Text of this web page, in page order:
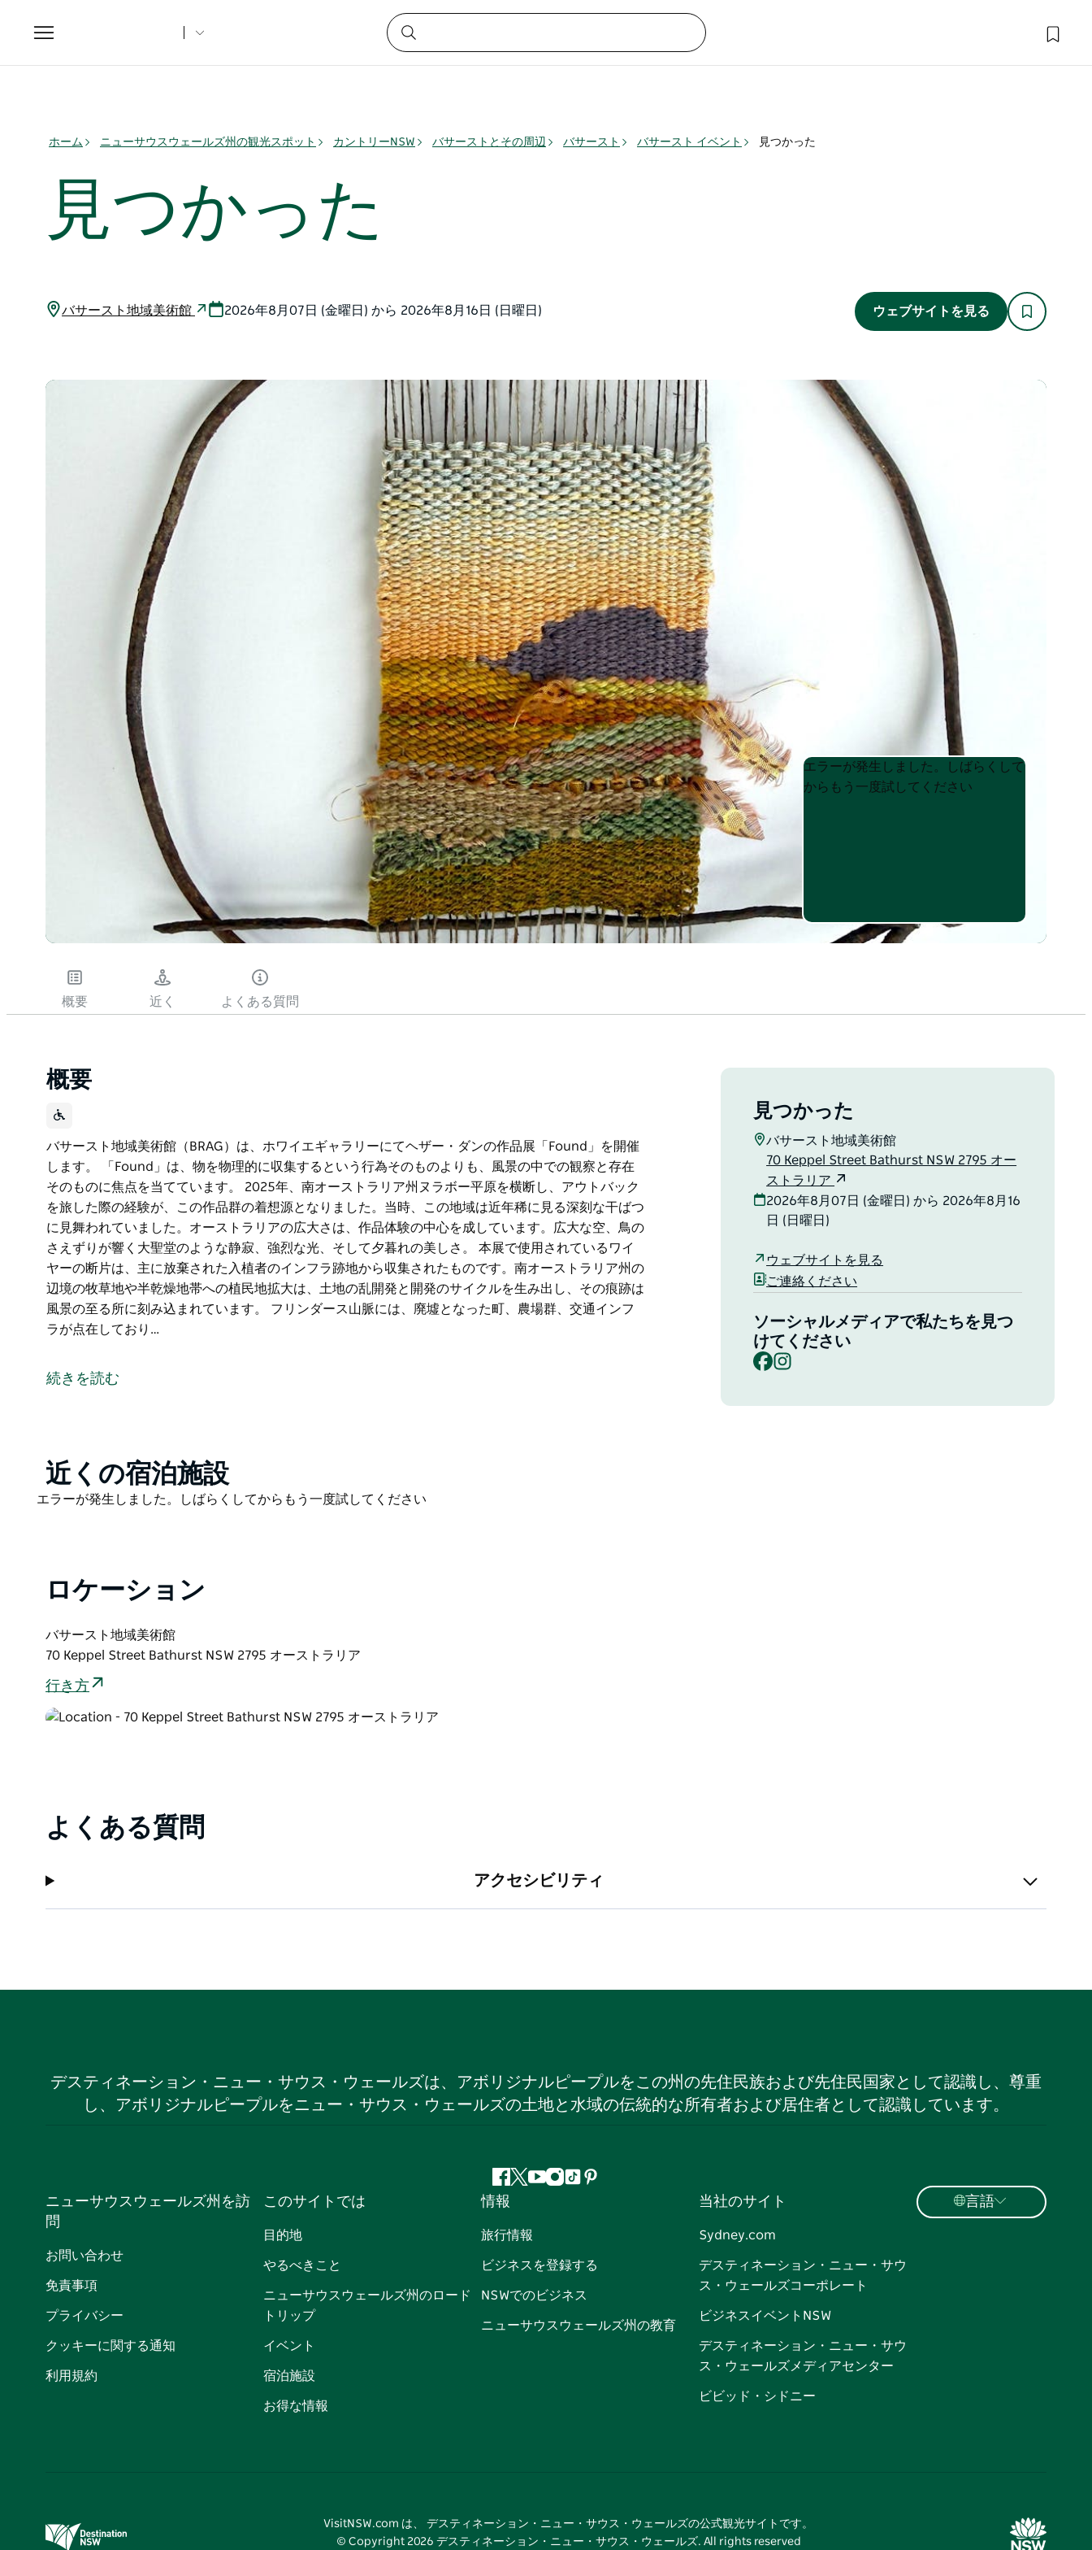
Toggle
navigation
ホーム ニューサウスウェールズ州の観光スポット カントリーNSW バサーストとその周辺 バサースト バサースト イベント 見つかった
見つかった
バサースト地域美術館 2026年8月07日 (金曜日) から 2026年8月16日 (日曜日) ウェブサイトを見る
Product
List
Product
List
エラーが発生しました。しばらくして
からもう一度試してください
概要 近く よくある質問
概要
バサースト地域美術館（BRAG）は、ホワイエギャラリーにてヘザー・ダンの作品展「Found」を開催
します。 「Found」は、物を物理的に収集するという行為そのものよりも、風景の中での観察と存在
そのものに焦点を当てています。 2025年、南オーストラリア州ヌラボー平原を横断し、アウトバック
を旅した際の経験が、この作品群の着想源となりました。当時、この地域は近年稀に見る深刻な干ばつ
に見舞われていました。オーストラリアの広大さは、作品体験の中心を成しています。広大な空、鳥の
さえずりが響く大聖堂のような静寂、強烈な光、そして夕暮れの美しさ。 本展で使用されているワイ
ヤーの断片は、主に放棄された入植者のインフラ跡地から収集されたものです。南オーストラリア州の
辺境の牧草地や半乾燥地帯への植民地拡大は、土地の乱開発と開発のサイクルを生み出し、その痕跡は
風景の至る所に刻み込まれています。 フリンダース山脈には、廃墟となった町、農場群、交通インフ
ラが点在しており…
します。
の着想源となりました。当時、この地域は近年稀に見る深刻な干ばつに見舞われていました。オースト
ラリアの広大さは、作品体験の中心を成しています。広大な空、鳥のさえずりが響く大聖堂のような静
寂、強烈な光、そして夕暮れの美しさ。
ルを生み出し、その痕跡は風景の至る所に刻み込まれています。
フリンダース山脈には、廃墟となった町、農場群、交通インフラが点在しており、その多くは年間降雨
量300mmをはるかに超える地域にまで及んでいる。これらの開発の多くは、たまたま訪れる好天を利
こうした背景の中で、『Found』に収められた小さな断片や発見された素材は、広大で空虚な風景を想
起させ、人間の野心や入植によって残された痕跡に対する自然界の無関心さを映し出している。
続きを読む
見つかった
バサースト地域美術館
70 Keppel Street Bathurst NSW 2795 オー
ストラリア
2026年8月07日 (金曜日) から 2026年8月16
日 (日曜日)
ウェブサイトを見る
ご連絡ください
ソーシャルメディアで私たちを見つ
けてください
Facebook
Product
List
近くの宿泊施設
Product
エラーが発生しました。しばらくしてからもう一度試してください
ロケーション
バサースト地域美術館
70 Keppel Street Bathurst NSW 2795 オーストラリア
行き方
よくある質問
アクセシビリティ
デスティネーション・ニュー・サウス・ウェールズは、アボリジナルピープルをこの州の先住民族および先住民国家として認識し、尊重
し、アボリジナルピープルをニュー・サウス・ウェールズの土地と水域の伝統的な所有者および居住者として認識しています。
フ
ェ
イ
ス
ブ
ッ
ツ
ッ
ー
ユ
ー
ブ
イ
グ
ラ
テ
ト
ピ
ス
ニューサウスウェールズ州を訪
問
お問い合わせ
免責事項
プライバシー
クッキーに関する通知
利用規約
このサイトでは
目的地
やるべきこと
ニューサウスウェールズ州のロード
トリップ
イベント
宿泊施設
お得な情報
情報
旅行情報
ビジネスを登録する
NSWでのビジネス
ニューサウスウェールズ州の教育
当社のサイト
Sydney.com
デスティネーション・ニュー・サウ
ス・ウェールズコーポレート
ビジネスイベントNSW
デスティネーション・ニュー・サウ
ス・ウェールズメディアセンター
ビビッド・シドニー
言語
VisitNSW.com は、 デスティネーション・ニュー・サウス・ウェールズの公式観光サイトです。
© Copyright 2026 デスティネーション・ニュー・サウス・ウェールズ. All rights reserved